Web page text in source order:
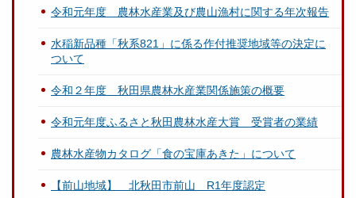
令和元年度 農林水産業及び農山漁村に関する年次報告
水稲新品種「秋系821」に係る作付推奨地域等の決定に
ついて
令和２年度 秋田県農林水産業関係施策の概要
令和元年度ふるさと秋田農林水産大賞 受賞者の業績
農林水産物カタログ「食の宝庫あきた」について
【前山地域】 北秋田市前山 R1年度認定